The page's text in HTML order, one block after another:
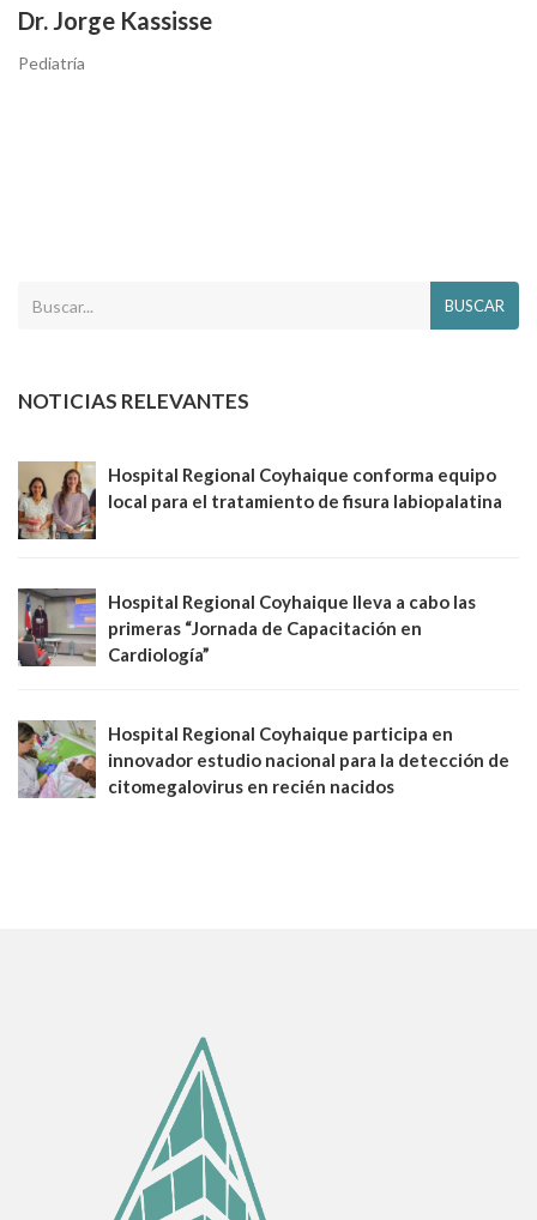
Dr. Jorge Kassisse
Pediatría
BUSCAR
NOTICIAS RELEVANTES
Hospital Regional Coyhaique conforma equipo
local para el tratamiento de fisura labiopalatina
Hospital Regional Coyhaique lleva a cabo las
primeras “Jornada de Capacitación en
Cardiología”
Hospital Regional Coyhaique participa en
innovador estudio nacional para la detección de
citomegalovirus en recién nacidos